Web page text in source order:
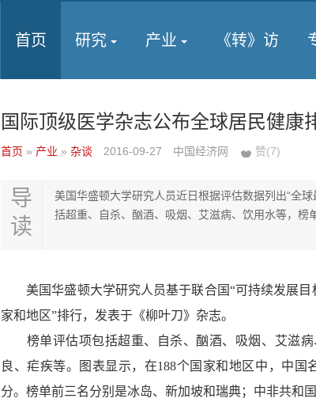
首页 研究 产业 《转》访
国际顶级医学杂志公布全球居民健康
首页 » 产业 » 杂谈 2016-09-27 中国经济网 赞(7)
导
读
美国华盛顿大学研究人员近日根据评估数据列出“全
括超重、自杀、酗酒、吸烟、艾滋病、饮用水等，榜
美国华盛顿大学研究人员基于联合国“可持续发展目
家和地区”排行，发表于《柳叶刀》杂志。
榜单评估项包括超重、自杀、酗酒、吸烟、艾滋病
良、疟疾等。图表显示，在188个国家和地区中，中国
分。榜单前三名分别是冰岛、新加坡和瑞典；中非共和